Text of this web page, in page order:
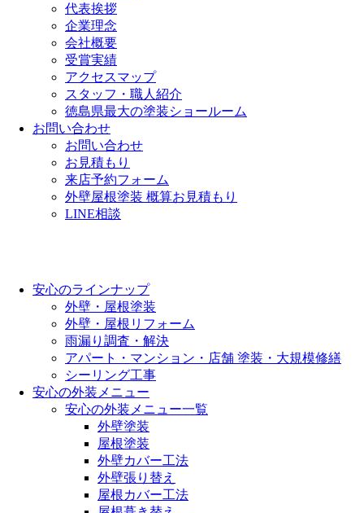
代表挨拶
企業理念
会社概要
受賞実績
アクセスマップ
スタッフ・職人紹介
徳島県最大の塗装ショールーム
お問い合わせ
お問い合わせ
お見積もり
来店予約フォーム
外壁屋根塗装 概算お見積もり
LINE相談
安心のラインナップ
外壁・屋根塗装
外壁・屋根リフォーム
雨漏り調査・解決
アパート・マンション・店舗 塗装・大規模修繕
シーリング工事
安心の外装メニュー
安心の外装メニュー一覧
外壁塗装
屋根塗装
外壁カバー工法
外壁張り替え
屋根カバー工法